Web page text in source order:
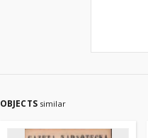
OBJECTS similar